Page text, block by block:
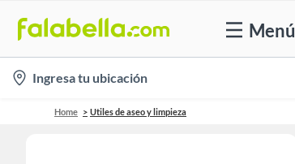
Menú
location-
icon
Ingresa tu ubicación
Home Utiles de aseo y limpieza